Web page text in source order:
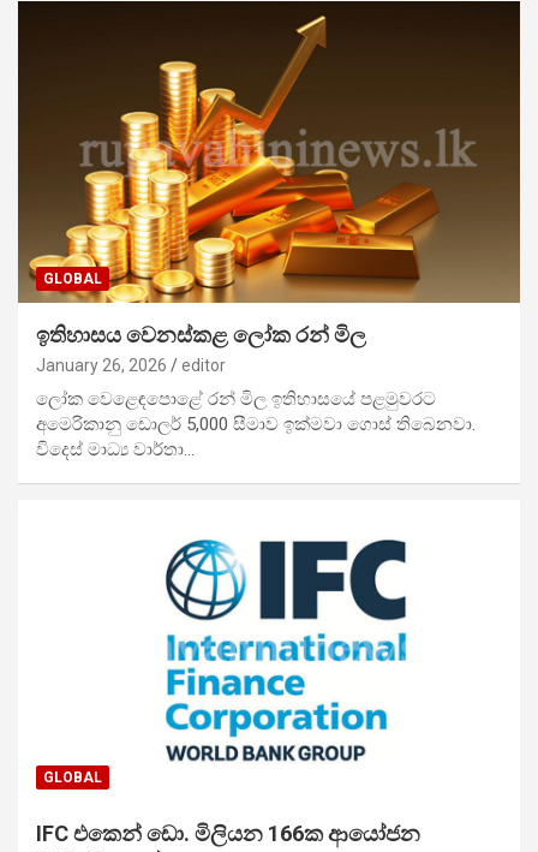
GLOBAL
ඉතිහාසය වෙනස්කළ ලෝක රන් මිල
January 26, 2026 editor
ලෝක වෙළෙඳපොළේ රන් මිල ඉතිහාසයේ පළමුවරට
අමෙරිකානු ඩොලර් 5,000 සීමාව ඉක්මවා ගොස් තිබෙනවා.
විදෙස් මාධ්‍ය වාර්තා…
GLOBAL
IFC එකෙන් ඩො. මිලියන 166ක ආයෝජන